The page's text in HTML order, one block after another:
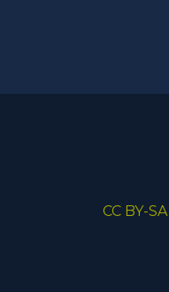
CC BY-SA